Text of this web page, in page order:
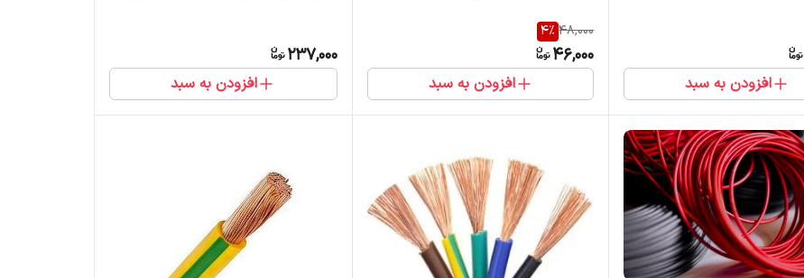
افزودن به سبد
48,000
4%
46,000
افزودن به سبد
237,000
افزودن به سبد